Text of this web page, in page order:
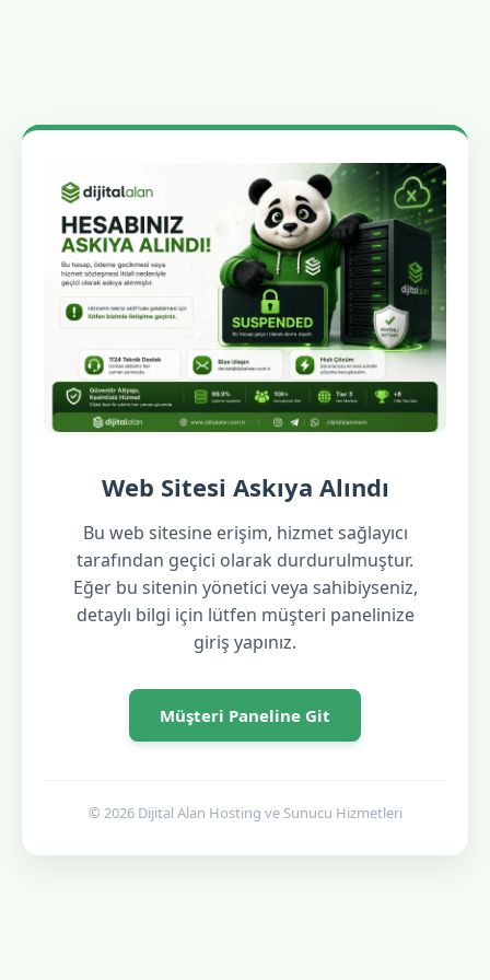
Web Sitesi Askıya Alındı
Bu web sitesine erişim, hizmet sağlayıcı
tarafından geçici olarak durdurulmuştur.
Eğer bu sitenin yönetici veya sahibiyseniz,
detaylı bilgi için lütfen müşteri panelinize
giriş yapınız.
Müşteri Paneline Git
© 2026 Dijital Alan Hosting ve Sunucu Hizmetleri